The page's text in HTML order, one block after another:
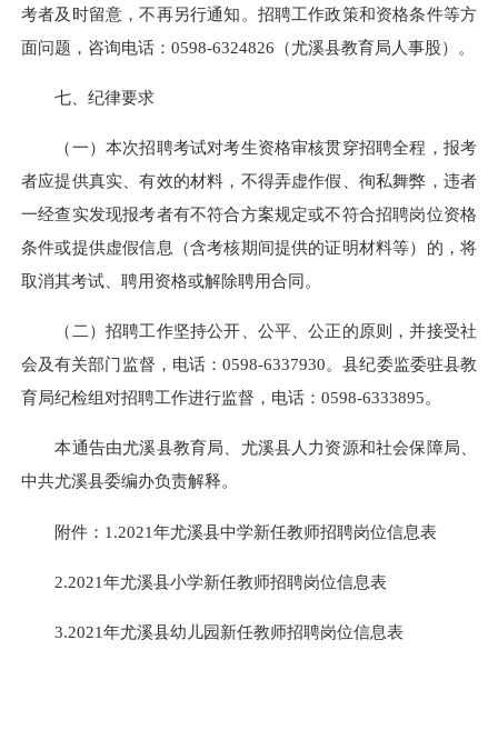
考者及时留意，不再另行通知。招聘工作政策和资格条件等方
面问题，咨询电话：0598-6324826（尤溪县教育局人事股）。
七、纪律要求
（一）本次招聘考试对考生资格审核贯穿招聘全程，报考
者应提供真实、有效的材料，不得弄虚作假、徇私舞弊，违者
一经查实发现报考者有不符合方案规定或不符合招聘岗位资格
条件或提供虚假信息（含考核期间提供的证明材料等）的，将
取消其考试、聘用资格或解除聘用合同。
（二）招聘工作坚持公开、公平、公正的原则，并接受社
会及有关部门监督，电话：0598-6337930。县纪委监委驻县教
育局纪检组对招聘工作进行监督，电话：0598-6333895。
本通告由尤溪县教育局、尤溪县人力资源和社会保障局、
中共尤溪县委编办负责解释。
附件：1.2021年尤溪县中学新任教师招聘岗位信息表
2.2021年尤溪县小学新任教师招聘岗位信息表
3.2021年尤溪县幼儿园新任教师招聘岗位信息表